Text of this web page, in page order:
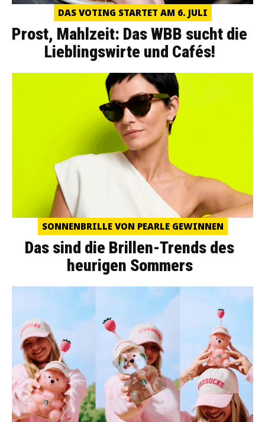
DAS VOTING STARTET AM 6. JULI
Prost, Mahlzeit: Das WBB sucht die
Lieblingswirte und Cafés!
SONNENBRILLE VON PEARLE GEWINNEN
Das sind die Brillen-Trends des
heurigen Sommers